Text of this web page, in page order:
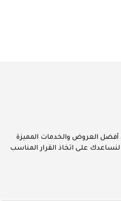
العروض والخدمات المميزة
على اتخاذ القرار المناسب